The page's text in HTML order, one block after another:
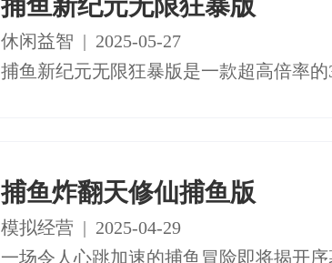
捕鱼新纪元无限狂暴版
休闲益智 | 2025-05-27
捕鱼炸翻天修仙捕鱼版
模拟经营 | 2025-04-29